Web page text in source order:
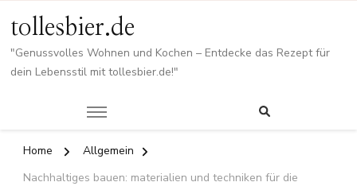
tollesbier.de
"Genussvolles Wohnen und Kochen – Entdecke das Rezept für
dein Lebensstil mit tollesbier.de!"
Home
Allgemein
Nachhaltiges bauen: materialien und techniken für die